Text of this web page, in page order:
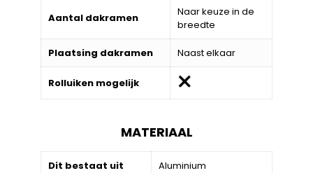
Aantal dakramen
Naar keuze in de
breedte
Plaatsing dakramen Naast elkaar
Rolluiken mogelijk
MATERIAAL
Dit bestaat uit Aluminium